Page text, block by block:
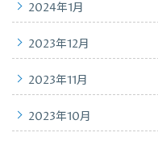
2024年1月
2023年12月
2023年11月
2023年10月